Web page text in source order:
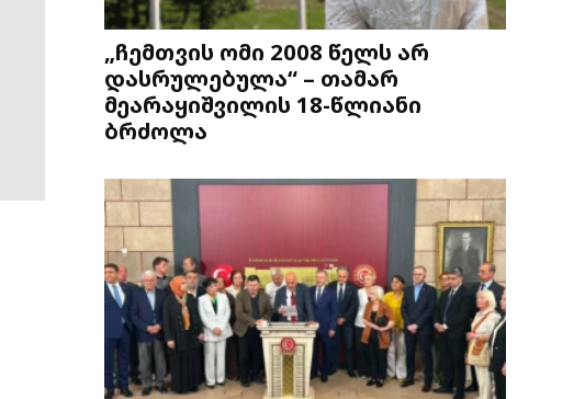
„ჩემთვის ომი 2008 წელს არ
დასრულებულა“ – თამარ
მეარაყიშვილის 18-წლიანი
ბრძოლა